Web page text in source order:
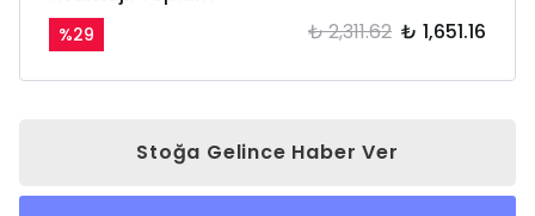
%29 ₺ 2,311.62 ₺ 1,651.16
Stoğa Gelince Haber Ver